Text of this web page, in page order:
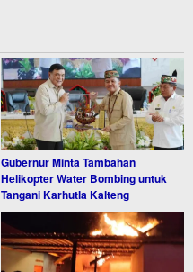
Gubernur Minta Tambahan
Helikopter Water Bombing untuk
Tangani Karhutla Kalteng